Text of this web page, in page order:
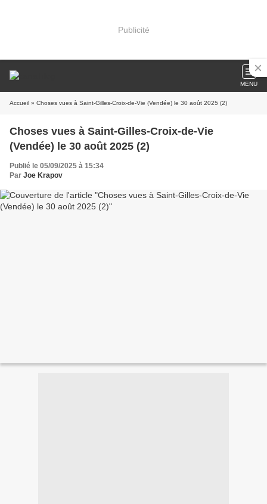
Publicité
MENU
Accueil » Choses vues à Saint-Gilles-Croix-de-Vie (Vendée) le 30 août 2025 (2)
Choses vues à Saint-Gilles-Croix-de-Vie
(Vendée) le 30 août 2025 (2)
Publié le 05/09/2025 à 15:34
Par Joe Krapov